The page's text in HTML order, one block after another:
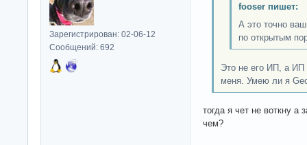
Зарегистрирован: 02-06-12
Сообщений: 692
fooser пишет:
А это точно
по открытым
Это не его ИП, а ИП
меня. Умею ли я
тогда я чет не воткну а
чем?